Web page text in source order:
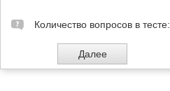
Количество вопросов в тесте: